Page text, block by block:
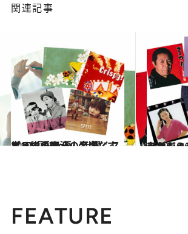
関連記事
2022.10.27
木10「silent」の切なすぎる物語に 優しく響くスピッツの魔法の音楽
カルチャー シミジミもいいけどアゲアゲも！ 「“人生”を叫びたい！」そんな日は ハイテンション演歌17曲を聴こう
カルチ
FEATURE